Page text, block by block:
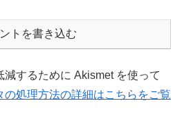
トを書き込む
減するために Akismet を使って
の処理方法の詳細はこちらをご覧